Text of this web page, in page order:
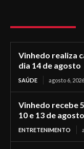
Vinhedo realiza
dia 14 de agosto
SAÚDE agosto 6, 2026
Vinhedo recebe
10 e 13 de agosto
ENTRETENIMENTO